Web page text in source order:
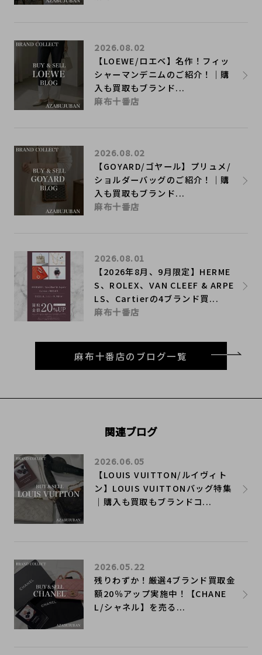
【LOEWE/ロエベ】名作！フィッ
シャーマンデニムのご紹介！｜購
入も買取もブランド...
2026.08.02
麻布十番店
【GOYARD/ゴヤール】プリュメ/
ショルダーバッグのご紹介！｜購
入も買取もブランド...
2026.08.02
麻布十番店
【2026年8月、9月限定】HERME
S、ROLEX、VAN CLEEF & ARPE
LS、Cartierの4ブランド買...
2026.08.01
麻布十番店
麻布十番店のブログ一覧
関連ブログ
【LOUIS VUITTON/ルイヴィト
ン】LOUIS VUITTONバッグ特集
｜購入も買取もブランドコ...
2026.06.05
残りわずか！厳選4ブランド買取金
額20％アップ実施中！【CHANE
L/シャネル】を売る...
2026.05.22